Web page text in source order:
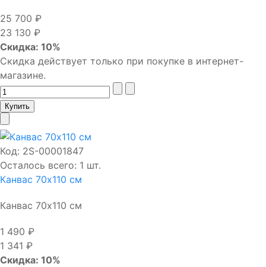
25 700 ₽
23 130 ₽
Скидка: 10%
Скидка действует только при покупке в интернет-
магазине.
Код: 2S-00001847
Осталось всего: 1 шт.
Канвас 70х110 см
Канвас 70х110 см
1 490 ₽
1 341 ₽
Скидка: 10%